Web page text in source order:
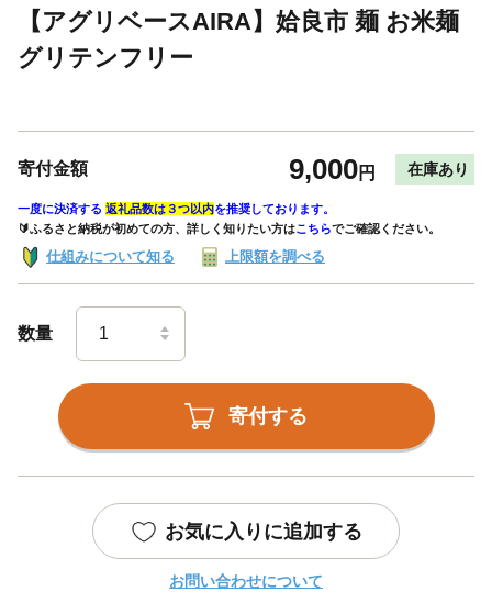
【アグリベースAIRA】姶良市 麺 お米麺
グリテンフリー
寄付金額 9,000円 在庫あり
一度に決済する 返礼品数は３つ以内を推奨しております。
🔰ふるさと納税が初めての方、詳しく知りたい方はこちらでご確認ください。
仕組みについて知る 上限額を調べる
数量
寄付する
お気に入りに追加する
お問い合わせについて